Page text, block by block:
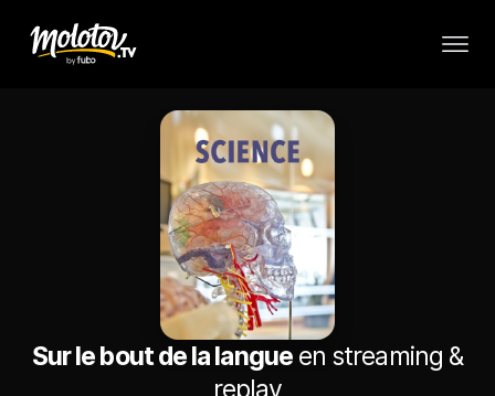
Sur le bout de la langueen streaming &
replay